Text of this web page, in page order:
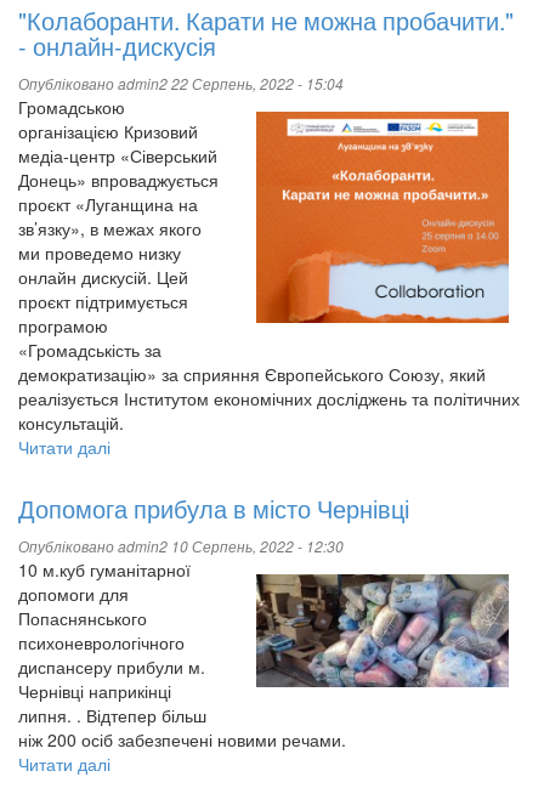
Хаб
запрошує
до
співпраці
"Колаборанти. Карати не можна пробачити."
- онлайн-дискусія
Опублікованоadmin222 Серпень, 2022 - 15:04
Громадською
організацією Кризовий
медіа-центр «Сіверський
Донець» впроваджується
проєкт «Луганщина на
зв’язку», в межах якого
ми проведемо низку
онлайн дискусій. Цей
проєкт підтримується
програмою
«Громадськість за
демократизацію» за сприяння Європейського Союзу, який
реалізується Інститутом економічних досліджень та політичних
консультацій.
Читати далі
не
можна
пробачити."
-
онлайн-
дискусія
Допомога прибула в місто Чернівці
Опублікованоadmin2 10 Серпень, 2022 - 12:30
10 м.куб гуманітарної
допомоги для
Попаснянського
психоневрологічного
диспансеру прибули м.
Чернівці наприкінці
липня. . Відтепер більш
ніж 200 осіб забезпечені новими речами.
Читати далі